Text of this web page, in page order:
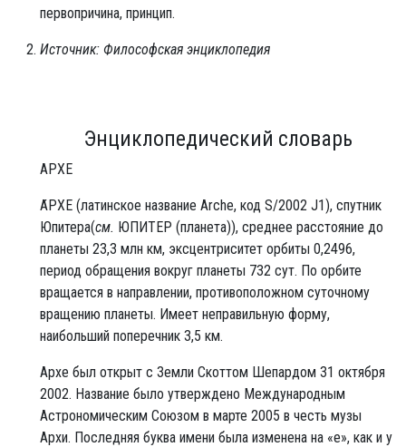
первопричина, принцип.
Источник: Философская энциклопедия
Энциклопедический словарь
АРХЕ
А́РХЕ (латинское название Arche, код S/2002 J1), спутник
Юпитера(см. ЮПИТЕР (планета)), среднее расстояние до
планеты 23,3 млн км, эксцентриситет орбиты 0,2496,
период обращения вокруг планеты 732 сут. По орбите
вращается в направлении, противоположном суточному
вращению планеты. Имеет неправильную форму,
наибольший поперечник 3,5 км.
Архе был открыт с Земли Скоттом Шепардом 31 октября
2002. Название было утверждено Международным
Астрономическим Союзом в марте 2005 в честь музы
Архи. Последняя буква имени была изменена на «е», как и у